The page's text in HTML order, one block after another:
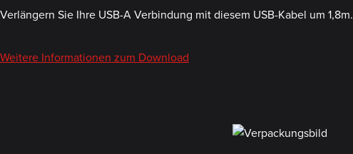
Verlängern Sie Ihre USB-A Verbindung mit diesem USB-Kabel um 1,8m.
Weitere Informationen zum Download